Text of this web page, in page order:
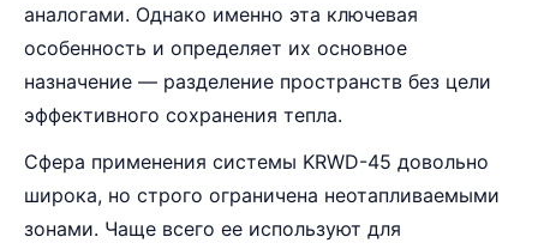
аналогами. Однако именно эта ключевая
особенность и определяет их основное
назначение — разделение пространств без цели
эффективного сохранения тепла.
Сфера применения системы KRWD-45 довольно
широка, но строго ограничена неотапливаемыми
зонами. Чаще всего ее используют для